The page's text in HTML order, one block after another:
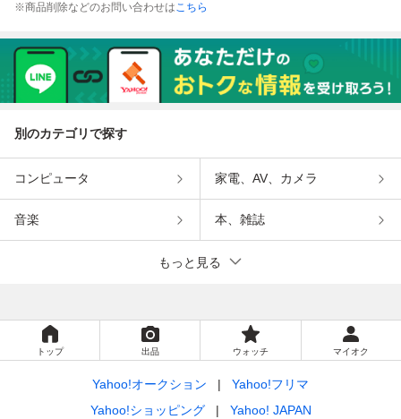
※商品削除などのお問い合わせはこちら
別のカテゴリで探す
コンピュータ 家電、AV、カメラ
音楽 本、雑誌
もっと見る
トップ 出品 ウォッチ マイオク
Yahoo!オークション
Yahoo!フリマ
Yahoo!ショッピング
Yahoo! JAPAN